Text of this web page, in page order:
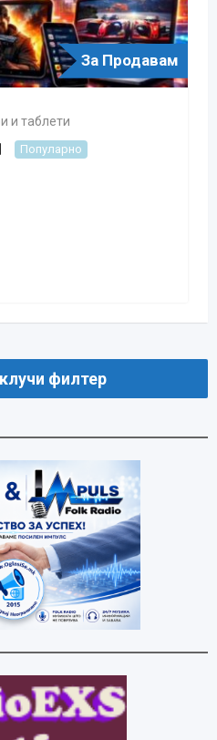
За Продавам
и таблети
Популарно
филтер